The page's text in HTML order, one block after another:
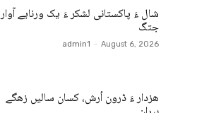
شال ءَ پاکستانی لشکر ءَ یک ورنایے آوار
جتگ
admin1 - August 6, 2026
ھزدار ءَ ڈرون اُرش، کسان سالیں زھگے